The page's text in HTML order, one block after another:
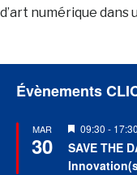
d’art numérique
Évènements
MAR
30
Mis
en
avant
09:30 - 17:30
SAVE THE